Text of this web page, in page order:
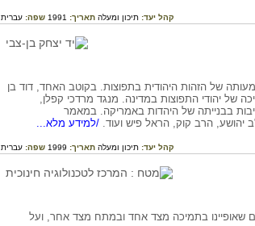
קהל יעד: תיכון ומעלה תאריך: 1991 שפה: עברית
של הזהות היהודית בתפוצות. בקוטב האחד, דוד בן
של יהודי התפוצות במדינה. מנגד מרדכי קפלן,
בבנייתה של היהדות באמריקה. במאמר
יהושע, הרב קוק, הראל פיש ועוד. /למידע מלא...
קהל יעד: תיכון ומעלה תאריך: 1999 שפה: עברית
ויהודי התפוצות עם הקמת המדינה ולאחריה עד שנות ה-70. יחסים שאופיינו בתמיכה מצד אחד ובמתח מצד אחר, ועל